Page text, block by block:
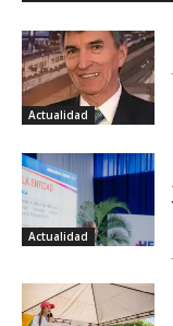
Actualidad
Actualidad